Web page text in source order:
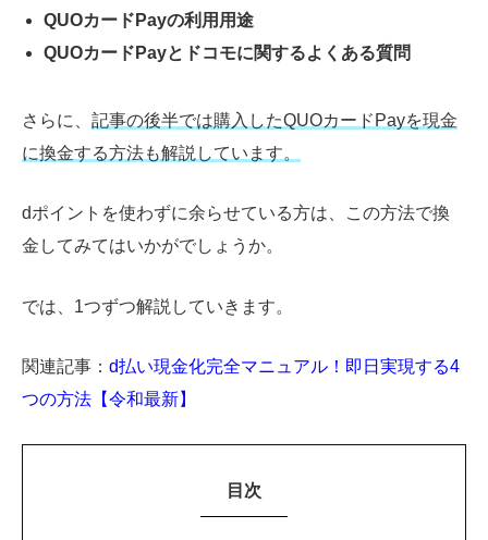
QUOカードPayの利用用途
QUOカードPayとドコモに関するよくある質問
さらに、 記事の後半では購入したQUOカードPayを現金
に換金する方法も解説しています。
dポイントを使わずに余らせている方は、この方法で換
金してみてはいかがでしょうか。
では、1つずつ解説していきます。
関連記事： d払い現金化完全マニュアル！即日実現する4
つの方法【令和最新】
目次